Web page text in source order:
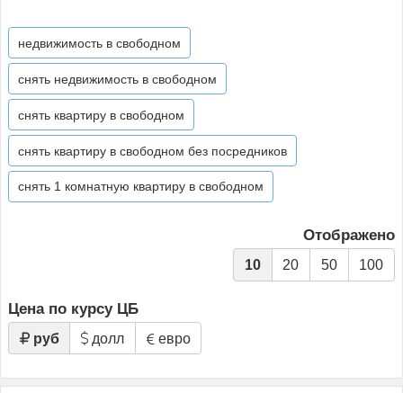
недвижимость в свободном
снять недвижимость в свободном
снять квартиру в свободном
снять квартиру в свободном без посредников
снять 1 комнатную квартиру в свободном
Отображено
10 20 50 100
Цена по курсу ЦБ
руб долл евро